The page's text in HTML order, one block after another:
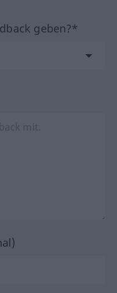
geben?*